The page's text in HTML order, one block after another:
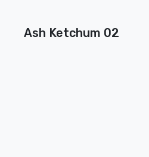
Ash Ketchum 02